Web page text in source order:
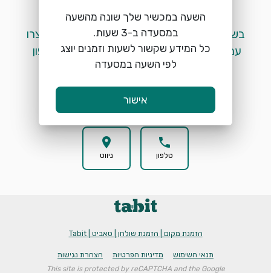
המופיע למטה.
phone
טלפון
location_on
ניווט
הזמנת מקום | הזמנת שולחן | טאביט | Tabit
תנאי השימוש מדיניות הפרטיות הצהרת נגישות
This site is protected by reCAPTCHA and the Google
השעה במכשיר שלך שונה מהשעה
כל המידע שקשור לשעות וזמנים יוצג
לפי השעה במסעדה
אישור